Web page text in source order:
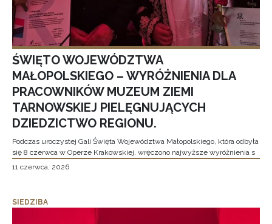
ŚWIĘTO WOJEWÓDZTWA
MAŁOPOLSKIEGO – WYRÓŻNIENIA DLA
PRACOWNIKÓW MUZEUM ZIEMI
TARNOWSKIEJ PIELĘGNUJĄCYCH
DZIEDZICTWO REGIONU.
Podczas uroczystej Gali Święta Województwa Małopolskiego, która odbyła
się 8 czerwca w Operze Krakowskiej, wręczono najwyższe wyróżnienia s
11 czerwca, 2026
SIEDZIBA